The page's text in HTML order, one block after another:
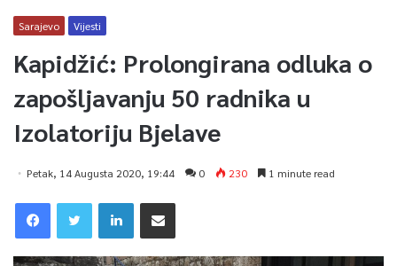
Sarajevo Vijesti
Kapidžić: Prolongirana odluka o
zapošljavanju 50 radnika u
Izolatoriju Bjelave
Petak, 14 Augusta 2020, 19:44 0 230 1 minute read